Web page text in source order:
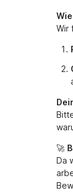
Wir
🚀
Da